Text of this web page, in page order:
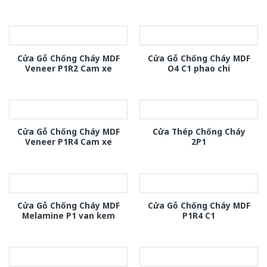
Cửa Gỗ Chống Cháy MDF
Veneer P1R2 Cam xe
Cửa Gỗ Chống Cháy MDF
O4 C1 phao chi
Cửa Gỗ Chống Cháy MDF
Veneer P1R4 Cam xe
Cửa Thép Chống Cháy
2P1
Cửa Gỗ Chống Cháy MDF
Melamine P1 van kem
Cửa Gỗ Chống Cháy MDF
P1R4 C1